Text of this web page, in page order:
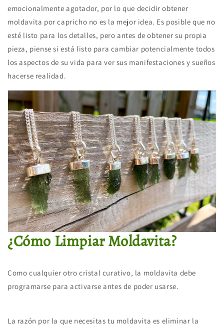
emocionalmente agotador, por lo que decidir obtener
moldavita por capricho no es la mejor idea. Es posible que no
esté listo para los detalles, pero antes de obtener su propia
pieza, piense si está listo para cambiar potencialmente todos
los aspectos de su vida para ver sus manifestaciones y sueños
hacerse realidad.
¿Cómo Limpiar Moldavita?
Como cualquier otro cristal curativo, la moldavita debe
programarse para activarse antes de poder usarse.
La razón por la que necesitas tu moldavita es eliminar la